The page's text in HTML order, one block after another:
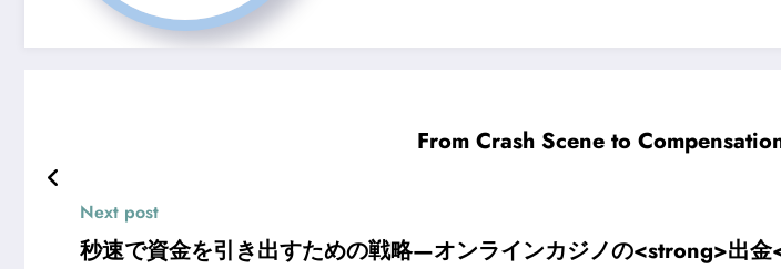
From Crash Scene to
Next post
秒速で資金を引き出すための戦略—オンラインカジノの<strong>出